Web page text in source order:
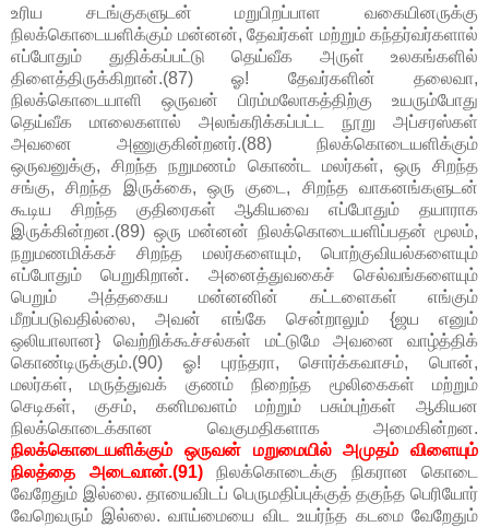
உரிய சடங்குகளுடன் மறுபிறப்பாள வகையினருக்கு
நிலக்கொடையளிக்கும் மன்னன், தேவர்கள் மற்றும் கந்தர்வர்களால்
எப்போதும் துதிக்கப்பட்டு தெய்வீக அருள் உலகங்களில்
திளைத்திருக்கிறான்.(87) ஓ! தேவர்களின் தலைவா,
நிலக்கொடையாளி ஒருவன் பிரம்மலோகத்திற்கு உயரும்போது
தெய்வீக மாலைகளால் அலங்கரிக்கப்பட்ட நூறு அப்சரஸ்கள்
அவனை அணுகுகின்றனர்.(88) நிலக்கொடையளிக்கும்
ஒருவனுக்கு, சிறந்த நறுமணம் கொண்ட மலர்கள், ஒரு சிறந்த
சங்கு, சிறந்த இருக்கை, ஒரு குடை, சிறந்த வாகனங்களுடன்
கூடிய சிறந்த குதிரைகள் ஆகியவை எப்போதும் தயாராக
இருக்கின்றன.(89) ஒரு மன்னன் நிலக்கொடையளிப்பதன் மூலம்,
நறுமணமிக்கச் சிறந்த மலர்களையும், பொற்குவியல்களையும்
எப்போதும் பெறுகிறான். அனைத்துவகைச் செல்வங்களையும்
பெறும் அத்தகைய மன்னனின் கட்டளைகள் எங்கும்
மீறப்படுவதில்லை, அவன் எங்கே சென்றாலும் {ஜய எனும்
ஒலியாலான} வெற்றிக்கூச்சல்கள் மட்டுமே அவனை வாழ்த்திக்
கொண்டிருக்கும்.(90) ஓ! புரந்தரா, சொர்க்கவாசம், பொன்,
மலர்கள், மருத்துவக் குணம் நிறைந்த மூலிகைகள் மற்றும்
செடிகள், குசம், கனிமவளம் மற்றும் பசும்புற்கள் ஆகியன
நிலக்கொடைக்கான வெகுமதிகளாக அமைகின்றன.
நிலக்கொடையளிக்கும் ஒருவன் மறுமையில் அமுதம் விளையும்
நிலத்தை அடைவான்.(91)நிலக்கொடைக்கு நிகரான கொடை
வேறேதும் இல்லை. தாயைவிடப் பெருமதிப்புக்குத் தகுந்த பெரியோர்
வேறெவரும் இல்லை. வாய்மையை விட உயர்ந்த கடமை வேறேதும்